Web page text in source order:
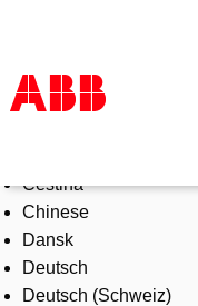
Products & Solutions
Industries
Services
About us
Where to buy
Čeština
Chinese
Dansk
Deutsch
Deutsch (Schweiz)